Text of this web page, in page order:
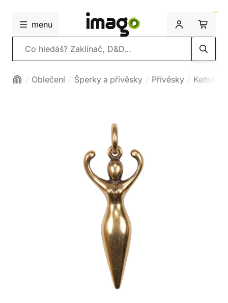
menu
Vyhledávání
Oblečení Šperky a přívěsky Přívěsky Keltské